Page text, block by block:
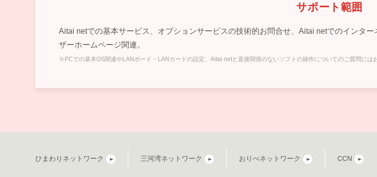
サポート範囲
Aitai netでの基本サービス、オプションサービスの技術的お問合せ、Aitai netでのインタ
ザーホームページ関連。
※PCでの基本OS関連やLANボード・LANカードの設定、Aitai netと直接関係のないソフトの操作についてのご質問には
ひまわりネットワーク 三河湾ネットワーク おりべネットワーク CCN